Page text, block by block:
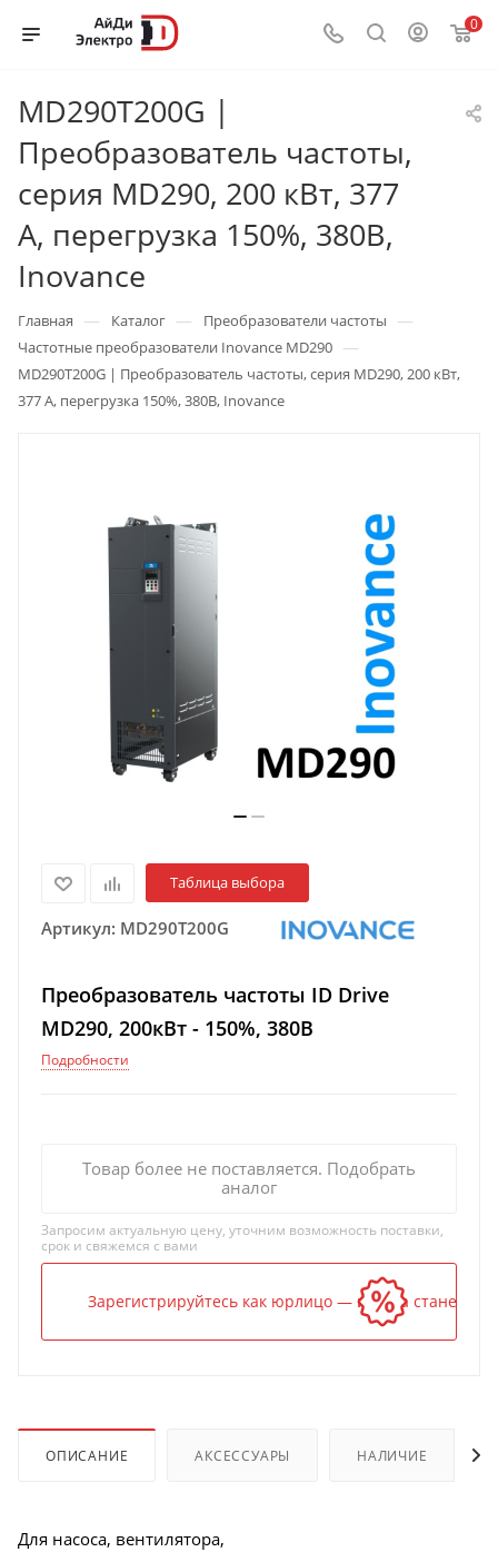
0
MD290T200G |
Преобразователь частоты,
серия MD290, 200 кВт, 377
А, перегрузка 150%, 380B,
Inovance
Главная — Каталог — Преобразователи частоты —
Частотные преобразователи Inovance MD290 —
MD290T200G | Преобразователь частоты, серия MD290, 200 кВт,
377 А, перегрузка 150%, 380B, Inovance
Таблица выбора
Артикул: MD290T200G
Преобразователь частоты ID Drive
MD290, 200кВт - 150%, 380В
Подробности
Товар более не поставляется. Подобрать
аналог
Запросим актуальную цену, уточним возможность поставки,
срок и свяжемся с вами
Зарегистрируйтесь как юрлицо — и цена станет
ОПИСАНИЕ АКСЕССУАРЫ НАЛИЧИЕ
Для насоса, вентилятора,